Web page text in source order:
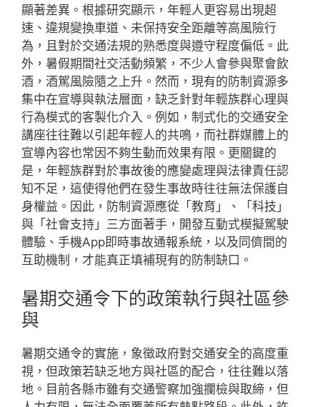
顯著差異。根據研究顯示，年輕人更容易出現超
速、違規變換車道、未保持安全距離等高風險行
為，且對於交通法規的熟悉度與遵守程度偏低。此
外，暑假期間社交活動頻繁，不少人會參與聚會飲
酒，酒駕風險隨之上升。然而，現有的防制資源多
集中在宣導與執法層面，缺乏針對年輕族群心理與
行為模式的客製化介入。例如，制式化的交通安全
講座往往難以引起年輕人的共鳴，而社群媒體上的
宣導內容也常因不夠生動而效果有限。更關鍵的
是，年輕族群對於事故後的應變處理與法律責任認
知不足，這使得他們在發生事故時往往無法保護自
身權益。因此，防制資源應從「教育」、「科技」
與「社會支持」三方面著手，開發互動式模擬駕駛
體驗、手機App即時事故通報系統，以及同儕間的
互助機制，才能真正填補現有的防制缺口。
暑期交通令下的政策執行與社區參
與
暑期交通令的實施，象徵政府對交通安全的高度重
視，但政策若缺乏地方與社區的配合，往往難以落
地。目前各縣市雖有交通警察加強攔檢與取締，但